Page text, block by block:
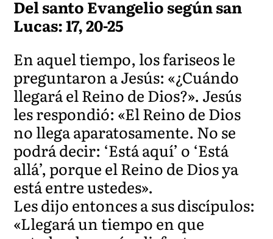
Del santo Evangelio según san
Lucas: 17, 20-25
En aquel tiempo, los fariseos le
preguntaron a Jesús: «¿Cuándo
llegará el Reino de Dios?». Jesús
les respondió: «El Reino de Dios
no llega aparatosamente. No se
podrá decir: ‘Está aquí’ o ‘Está
allá’, porque el Reino de Dios ya
está entre ustedes».
Les dijo entonces a sus discípulos:
«Llegará un tiempo en que